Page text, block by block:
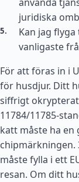
juridiska
Kan jag
vanligaste
För att föras in i
för husdjur. Ditt
siffrigt
11784/11785-
katt måste ha
chipmärkningen.
måste fylla i ett
resan. Om ditt